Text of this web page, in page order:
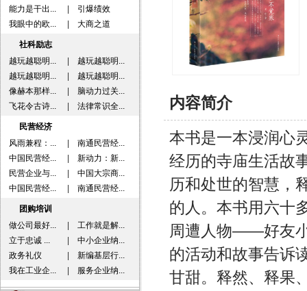
能力是干出...
引爆绩效
我眼中的欧...
大商之道
社科励志
越玩越聪明...
越玩越聪明...
越玩越聪明...
越玩越聪明...
像赫本那样...
脑动力过关...
飞花令古诗...
法律常识全...
民营经济
风雨兼程：...
南通民营经...
中国民营经...
新动力：新...
民营企业与...
中国大宗商...
中国民营经...
南通民营经...
团购培训
做公司最好...
工作就是解...
立于忠诚 ...
中小企业纳...
政务礼仪
新编基层行...
我在工业企...
服务企业纳...
内容简介
本书是一本浸润心
经历的寺庙生活故
历和处世的智慧，
的人。本书用六十
周遭人物——好友
的活动和故事告诉
甘甜。释然、释果